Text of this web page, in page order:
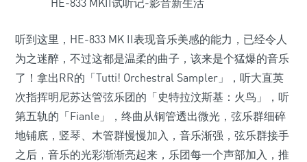
听到这里，HE-833 MK II表现音乐美感的能力，已经令人
为之迷醉，不过这都是温柔的曲子，该来是个猛爆的音乐
了！拿出RR的「Tutti! Orchestral Sampler」，听大直英
次指挥明尼苏达管弦乐团的「史特拉汶斯基：火鸟」，听
第五轨的「Fianle」，终曲从铜管透出微光，弦乐群细碎
地铺底，竖琴、木管群慢慢加入，音乐渐强，弦乐群接手
之后，音乐的光彩渐渐亮起来，乐团每一个声部加入，推